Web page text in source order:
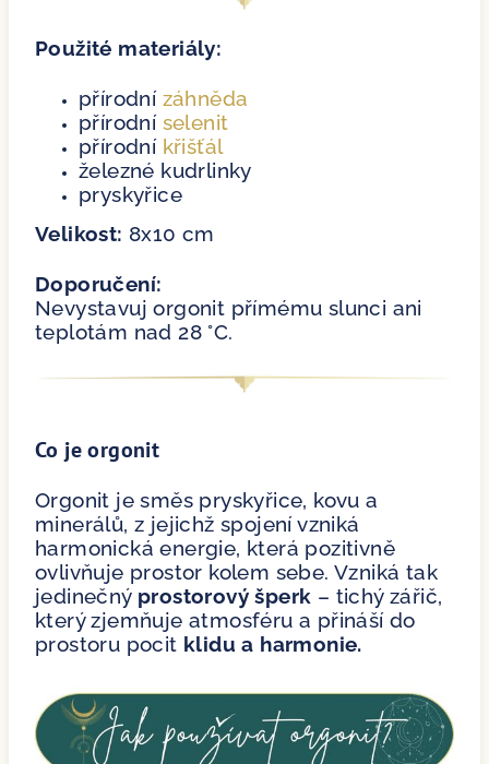
Použité materiály:
přírodní záhněda
přírodní selenit
přírodní křišťál
železné kudrlinky
pryskyřice
Velikost: 8x10 cm
Doporučení:
Nevystavuj orgonit přímému slunci ani
teplotám nad 28 °C.
Co je orgonit
Orgonit je směs pryskyřice, kovu a
minerálů, z jejichž spojení vzniká
harmonická energie, která pozitivně
ovlivňuje prostor kolem sebe. Vzniká tak
jedinečný prostorový šperk – tichý zářič,
který zjemňuje atmosféru a přináší do
prostoru pocit klidu a harmonie.